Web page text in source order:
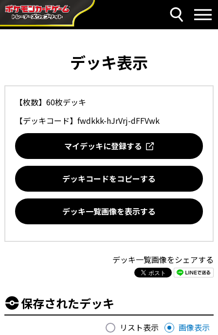
デッキ表示
【枚数】60枚デッキ
【デッキコード】 fwdkkk-hJrVrj-dFFVwk
マイデッキに登録する
デッキコードをコピーする
デッキ一覧画像を表示する
デッキ一覧画像をシェアする
保存されたデッキ
リスト表示 画像表示